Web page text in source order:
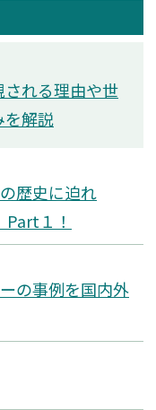
れる理由や世
を解説
歴史に迫れ
１！
の事例を国内外